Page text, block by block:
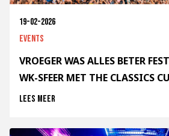
19-02-2026
Events
VROEGER WAS ALLES BETER
WK-SFEER MET THE CLASSICS
Lees meer